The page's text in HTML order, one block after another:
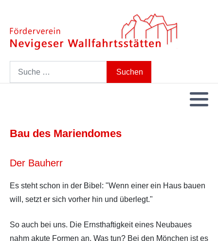
Suchen
Bau des Mariendomes
Der Bauherr
Es steht schon in der Bibel: "Wenn einer ein Haus bauen
will, setzt er sich vorher hin und überlegt."
So auch bei uns. Die Ernsthaftigkeit eines Neubaues
nahm akute Formen an. Was tun? Bei den Mönchen ist es